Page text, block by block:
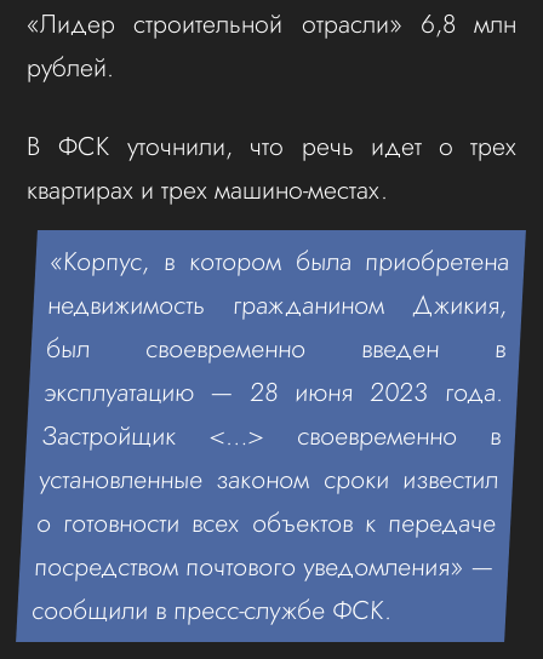
«Лидер строительной отрасли» 6,8 млн
рублей.
В ФСК уточнили, что речь идет о трех
квартирах и трех машино-местах.
«Корпус, в котором была приобретена
недвижимость гражданином Джикия,
был своевременно введен в
эксплуатацию — 28 июня 2023 года.
Застройщик <…> своевременно в
установленные законом сроки известил
о готовности всех объектов к передаче
посредством почтового уведомления» —
сообщили в пресс-службе ФСК.